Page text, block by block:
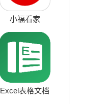
小福看家
Excel表格文档